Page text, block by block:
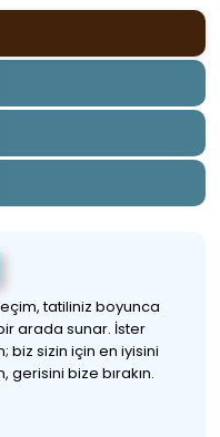
tatiliniz boyunca
arada sunar. İster
biz sizin için en iyisini
gerisini bize bırakın.